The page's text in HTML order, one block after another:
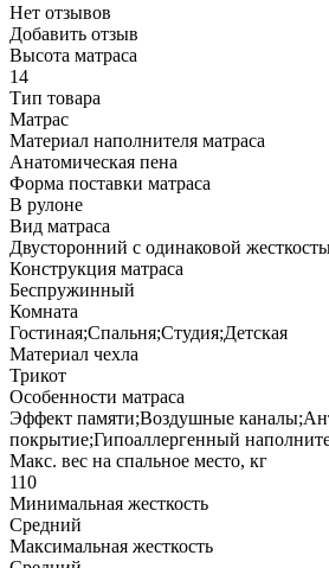
Нет отзывов
Добавить отзыв
Высота матраса
14
Тип товара
Матрас
Материал наполнителя матраса
Анатомическая пена
Форма поставки матраса
В рулоне
Вид матраса
Двусторонний с одинаковой
Конструкция матраса
Беспружинный
Комната
Гостиная;Спальня;Студия;Детская
Материал чехла
Трикот
Особенности матраса
Эффект памяти;Воздушные
покрытие;Гипоаллергенный
Макс. вес на спальное место, кг
110
Минимальная жесткость
Средний
Максимальная жесткость